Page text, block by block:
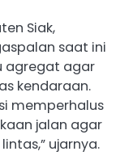
Siak,
saat ini
agregat agar
kendaraan.
memperhalus
jalan agar
ujarnya.